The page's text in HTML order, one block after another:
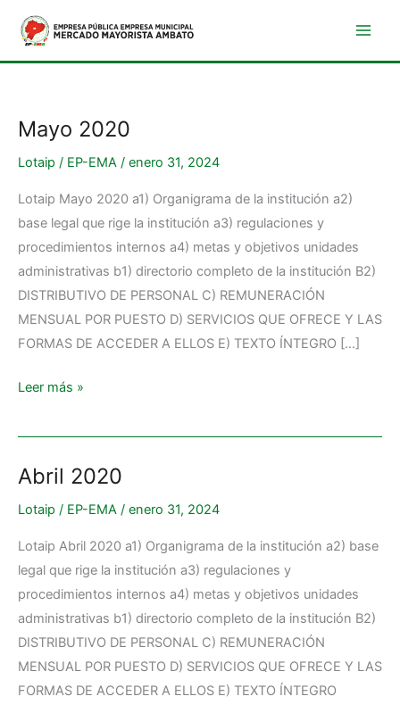
contenido
Mayo 2020
Lotaip / EP-EMA / enero 31, 2024
Lotaip Mayo 2020 a1) Organigrama de la institución a2)
base legal que rige la institución a3) regulaciones y
procedimientos internos a4) metas y objetivos unidades
administrativas b1) directorio completo de la institución B2)
DISTRIBUTIVO DE PERSONAL C) REMUNERACIÓN
MENSUAL POR PUESTO D) SERVICIOS QUE OFRECE Y LAS
FORMAS DE ACCEDER A ELLOS E) TEXTO ÍNTEGRO […]
Mayo
Leer más »
Abril 2020
Lotaip / EP-EMA / enero 31, 2024
Lotaip Abril 2020 a1) Organigrama de la institución a2) base
legal que rige la institución a3) regulaciones y
procedimientos internos a4) metas y objetivos unidades
administrativas b1) directorio completo de la institución B2)
DISTRIBUTIVO DE PERSONAL C) REMUNERACIÓN
MENSUAL POR PUESTO D) SERVICIOS QUE OFRECE Y LAS
FORMAS DE ACCEDER A ELLOS E) TEXTO ÍNTEGRO
Abril